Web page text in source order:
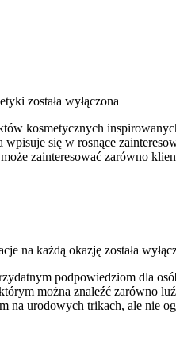
została wyłączona
kosmetycznych
się w rosnące
zainteresować zarówno
na każdą okazję została
podpowiedziom dla
można znaleźć zarówno
na urodowych trikach, ale nie